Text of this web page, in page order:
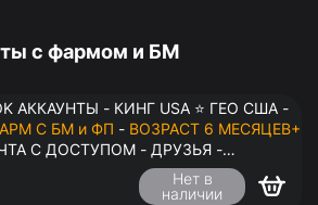
с фармом и БМ
АККАУНТЫ - КИНГ USA ⭐ ГЕО США -
С БМ и ФП - ВОЗРАСТ 6 МЕСЯЦЕВ+
С ДОСТУПОМ - ДРУЗЬЯ -
- ЛАЙКИ - КОММЕНТАРИИ - ПЕРЕДАЧА
Нет в
наличии